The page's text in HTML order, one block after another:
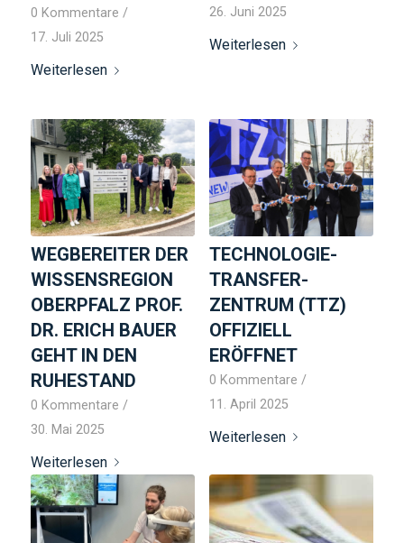
0 Kommentare /
17. Juli 2025
Weiterlesen
26. Juni 2025
Weiterlesen
WEGBEREITER DER
WISSENSREGION
OBERPFALZ PROF.
DR. ERICH BAUER
GEHT IN DEN
RUHESTAND
0 Kommentare /
30. Mai 2025
Weiterlesen
TECHNOLOGIE-
TRANSFER-
ZENTRUM (TTZ)
OFFIZIELL
ERÖFFNET
0 Kommentare /
11. April 2025
Weiterlesen